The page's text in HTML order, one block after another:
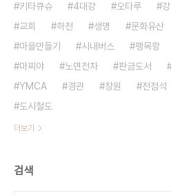
키타큐슈 4대강 오타루 강
교회
하천 생명 문화유산
마을만들기
시내버스 팽목항
마찌야
노면전차 판금도서
YMCA
경관 창원 전점석
도시철도
더보기
검색